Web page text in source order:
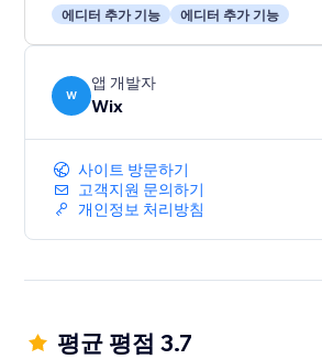
에디터 추가 기능 에디터 추가 기능
W
앱 개발자
Wix
사이트 방문하기
고객지원 문의하기
개인정보 처리방침
평균 평점 3.7